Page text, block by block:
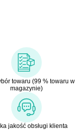
towaru (99 % towaru w
magazynie)
jakość obsługi klienta